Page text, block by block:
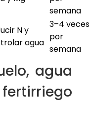
semana
N y
agua
3–4 veces
por
semana
agua
fertirriego